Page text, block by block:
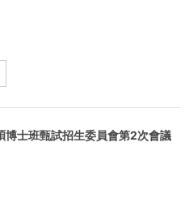
士班甄試招生委員會第2次會議